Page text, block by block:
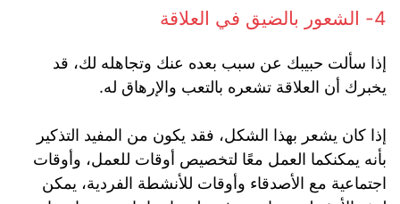
4- الشعور بالضيق في العلاقة
إذا سألت حبيبك عن سبب بعده عنك وتجاهله لك، قد
يخبرك أن العلاقة تشعره بالتعب والإرهاق له.
إذا كان يشعر بهذا الشكل، فقد يكون من المفيد التذكير
بأنه يمكنكما العمل معًا لتخصيص أوقات للعمل، وأوقات
اجتماعية مع الأصدقاء وأوقات للأنشطة الفردية، يمكن